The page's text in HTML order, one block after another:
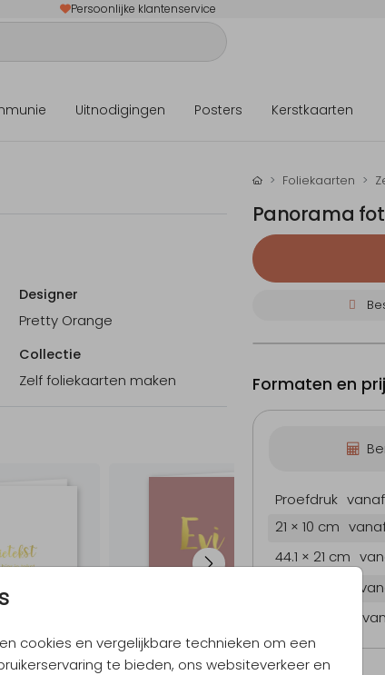
Persoonlijke klantenservice
Uitnodigingen Posters Kerstkaarten
cookies en vergelijkbare technieken om een
te bieden, ons websiteverkeer en
Designer
Pretty Orange
Collectie
Zelf foliekaarten maken
Foliekaarten
Panorama
Formaten en
Proefdruk
21 × 10 cm
44.1 × 21 cm